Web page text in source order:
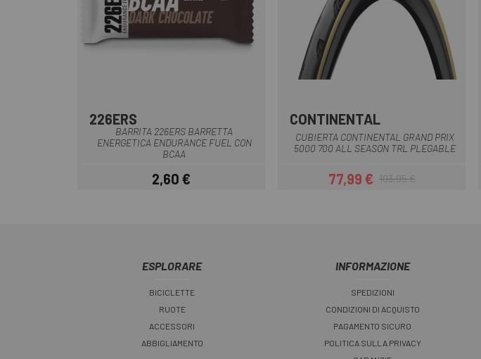
226ERS
BARRITA 226ERS BARRETTA
ENERGETICA ENDURANCE FUEL CON
BCAA
Prezzo
2,60 €
Crema
CONTINENTAL
CUBIERTA CONTINENTAL GRAND PRIX
5000 700 ALL SEASON TRL PLEGABLE
Prezzo
77,99 €Prezzo base
103,95 €
ESPLORARE
BICICLETTE
RUOTE
ACCESSORI
ABBIGLIAMENTO
INFORMAZIONE
SPEDIZIONI
CONDIZIONI DI ACQUISTO
PAGAMENTO SICURO
POLITICA SULLA PRIVACY